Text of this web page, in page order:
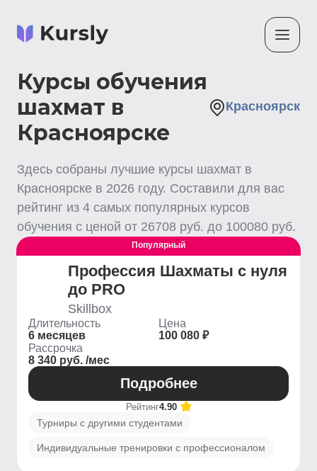
Курсы обучения
шахмат в
Красноярске
Красноярск
Здесь собраны лучшие курсы шахмат в
Красноярске в 2026 году. Составили для вас
рейтинг из 4 самых популярных курсов
обучения с ценой от 26708 руб. до 100080 руб.
Популярный
Профессия Шахматы с нуля
до PRO
Skillbox
Длительность
6 месяцев
Цена
100 080 ₽
Рассрочка
8 340 руб. /мес
Подробнее
Рейтинг4.90
Турниры с другими студентами
Индивидуальные тренировки с профессионалом